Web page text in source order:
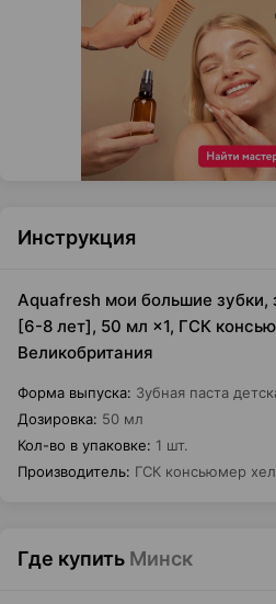
Инструкция
Aquafresh мои большие зубки,
[6-8 лет], 50 мл ×1, ГСК
Великобритания
Форма выпуска: Зубная паста
Дозировка: 50 мл
Кол-во в упаковке: 1 шт.
Производитель: ГСК консьюмер
Где купить Минск